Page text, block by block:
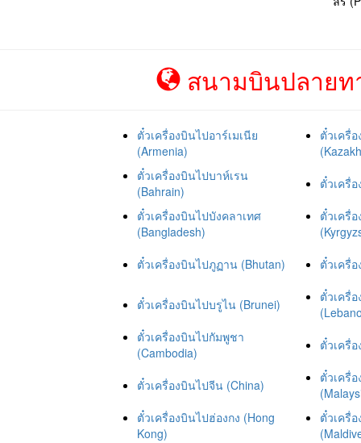
สนามบินปลายท
ตั๋วเครื่องบินไปอาร์เมเนีย
(Armenia)
ตั๋วเครื่
ตั๋วเครื่องบินไปบาห์เรน
(Bahrain)
ตั๋วเครื่
ตั๋วเครื่องบินไปบังคลาเทศ
(Bangladesh)
ตั๋วเครื่
ตั๋วเครื่องบินไปภูฏาน (Bhutan)
ตั๋วเครื่
ตั๋วเครื่องบินไปบรูไน (Brunei)
ตั๋วเครื่
ตั๋วเครื่องบินไปกัมพูชา
(Cambodia)
ตั๋วเครื่
ตั๋วเครื่องบินไปจีน (China)
ตั๋วเครื่
ตั๋วเครื่องบินไปฮ่องกง (Hong
Kong)
ตั๋วเครื่